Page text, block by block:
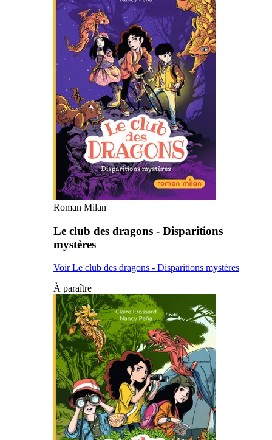
Roman Milan
Le club des dragons - Disparitions
mystères
Voir Le club des dragons - Disparitions mystères
À paraître